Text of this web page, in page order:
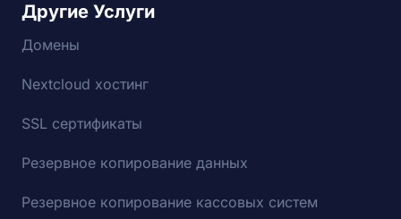
Другие Услуги
Домены
Nextcloud хостинг
SSL сертификаты
Резервное копирование данных
Резервное копирование кассовых систем